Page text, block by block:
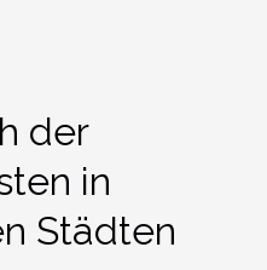
der
in
Städten